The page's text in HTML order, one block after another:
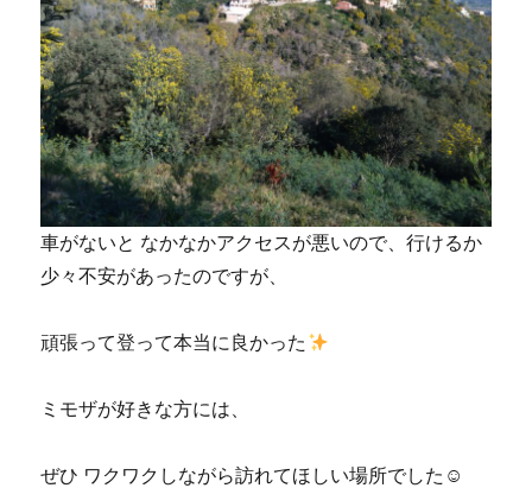
車がないと なかなかアクセスが悪いので、行けるか
少々不安があったのですが、
頑張って登って本当に良かった
ミモザが好きな方には、
ぜひ ワクワクしながら訪れてほしい場所でした☺